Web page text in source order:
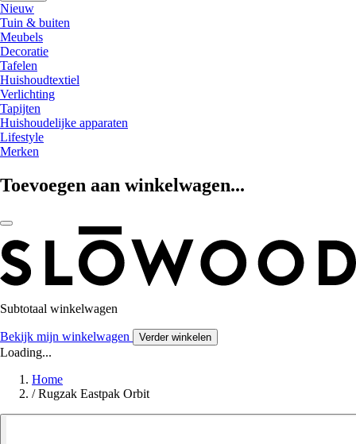
Nieuw
Tuin & buiten
Meubels
Decoratie
Tafelen
Huishoudtextiel
Verlichting
Tapijten
Huishoudelijke apparaten
Lifestyle
Merken
Toevoegen aan winkelwagen...
Subtotaal winkelwagen
Bekijk mijn winkelwagen Verder winkelen
Loading...
Home
/ Rugzak Eastpak Orbit